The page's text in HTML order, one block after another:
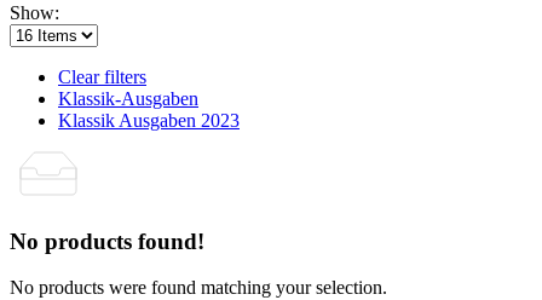
Show:
Clear filters
Klassik-Ausgaben
Klassik Ausgaben 2023
No products found!
No products were found matching your selection.